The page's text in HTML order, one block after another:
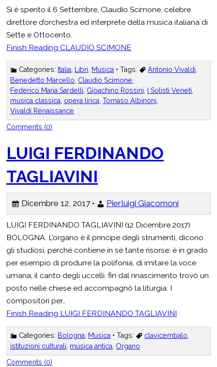
Si è spento il 6 Settembre, Claudio Scimone, celebre
direttore d’orchestra ed interprete della musica italiana di
Sette e Ottocento.
Finish Reading CLAUDIO SCIMONE
Categories: Italia, Libri, Musica • Tags: Antonio Vivaldi,
Benedetto Marcello, Claudio Scimone,
Federico Maria Sardelli, Gioachino Rossini, I Solisti Veneti,
musica classica, opera lirica,Tomaso Albinoni,
Vivaldi Rénaissance
Comments (0)
LUIGI FERDINANDO
TAGLIAVINI
Dicembre 12, 2017 • Pierluigi Giacomoni
LUIGI FERDINANDO TAGLIAVINI (12 Dicembre 2017)
BOLOGNA. L’organo è il principe degli strumenti, dicono
gli studiosi, perché contiene in sé tante risorse: è in grado
per esempio di produrre la polifonia, di imitare la voce
umana, il canto degli uccelli. fin dal rinascimento trovò un
posto nelle chiese ed accompagnò la liturgia. I
compositori per…
Finish Reading LUIGI FERDINANDO TAGLIAVINI
Categories: Bologna Musica • Tags: clavicembalo
istituzioni culturali musica antica Organo
Comments (0)